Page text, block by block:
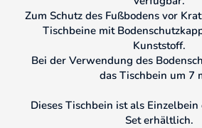
Zum Schutz des Fußbodens vor
Tischbeine mit
Kunststoff.
Bei der Verwendung des
das Tischbein um 7
Dieses Tischbein ist als
Set erhältlich.